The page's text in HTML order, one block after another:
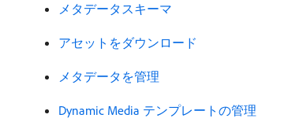
メタデータスキーマ
アセットをダウンロード
メタデータを管理
Dynamic Media テンプレートの管理